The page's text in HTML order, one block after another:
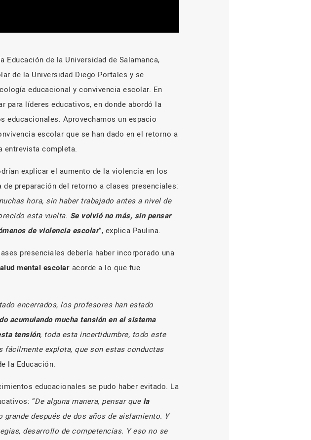
de la Universidad de Salamanca,
de la Universidad Diego Portales y se
educacional y convivencia escolar. En
para líderes educativos, en donde abordó la
educacionales. Aprovechamos un espacio
escolar que se han dado en el retorno a
entrevista completa.
explicar el aumento de la violencia en los
preparación del retorno a clases presenciales:
hora, sin haber trabajado antes a nivel de
esta vuelta. Se volvió no más, sin pensar
de violencia escolar”, explica Paulina.
presenciales debería haber incorporado una
mental escolar acorde a lo que fue
encerrados, los profesores han estado
acumulando mucha tensión en el sistema
tensión, toda esta incertidumbre, todo este
fácilmente explota, que son estas conductas
la Educación.
educacionales se pudo haber evitado. La
“De alguna manera, pensar que la
grande después de dos años de aislamiento. Y
desarrollo de competencias. Y eso no se